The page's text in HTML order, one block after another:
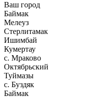
Ваш город
Баймак
Мелеуз
Стерлитамак
Ишимбай
Кумертау
c. Мраково
Октябрьский
Туймазы
c. Буздяк
Баймак